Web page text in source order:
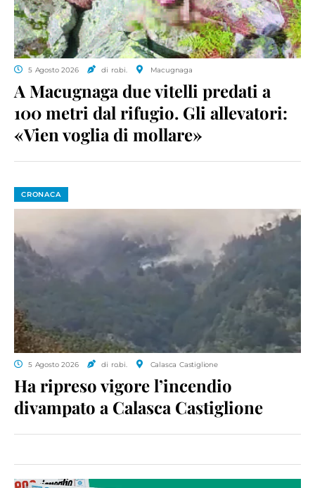
5 Agosto 2026 di ro.bi. Macugnaga
A Macugnaga due vitelli predati a
100 metri dal rifugio. Gli allevatori:
«Vien voglia di mollare»
CRONACA
5 Agosto 2026 di ro.bi. Calasca Castiglione
Ha ripreso vigore l’incendio
divampato a Calasca Castiglione